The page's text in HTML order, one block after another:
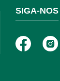
SIGA-NOS